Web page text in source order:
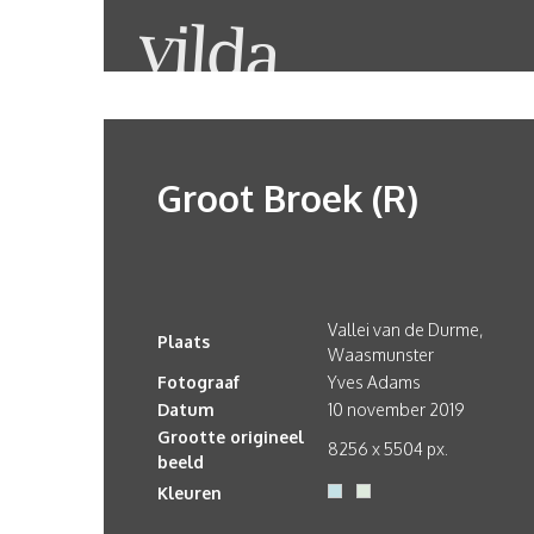
Groot Broek (R)
Plaats
Vallei van de Durme,
Waasmunster
Fotograaf
Yves Adams
Datum
10 november 2019
Grootte origineel
beeld
8256 x 5504 px.
Kleuren